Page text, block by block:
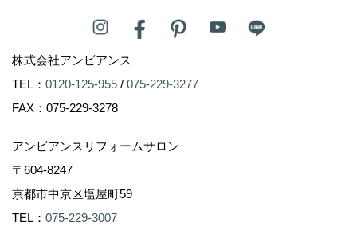
株式会社アンビアンス
TEL： 0120-125-955 / 075-229-3277
FAX：075-229-3278
アンビアンスリフォームサロン
〒604-8247
京都市中京区塩屋町59
TEL： 075-229-3007